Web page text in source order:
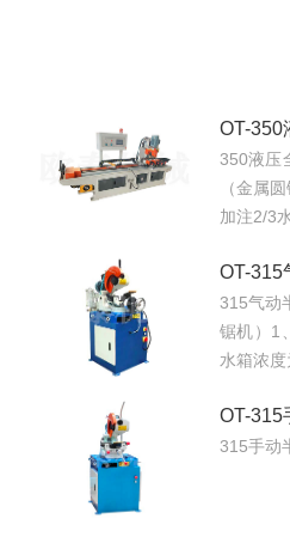
OT-350
350液压
（金属
加注2/3
OT-315
315气动
锯机）1
水箱浓
OT-315
315手动